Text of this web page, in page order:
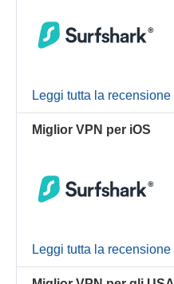
Leggi tutta la recensione
Miglior VPN per iOS
Leggi tutta la recensione